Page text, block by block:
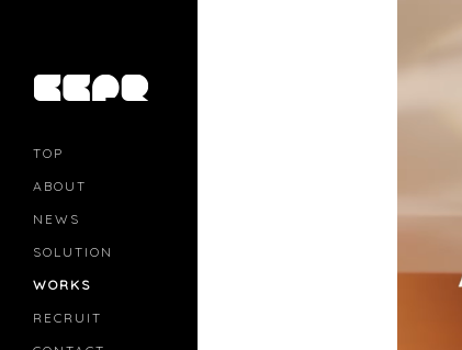
TOP
ABOUT
NEWS
SOLUTION
WORKS
RECRUIT
MOVIE MARKETING
INFLUENCERS MARKETING